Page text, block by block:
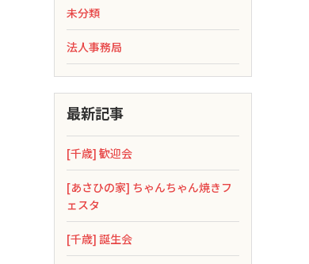
未分類
法人事務局
最新記事
[千歳] 歓迎会
[あさひの家] ちゃんちゃん焼きフ
ェスタ
[千歳] 誕生会